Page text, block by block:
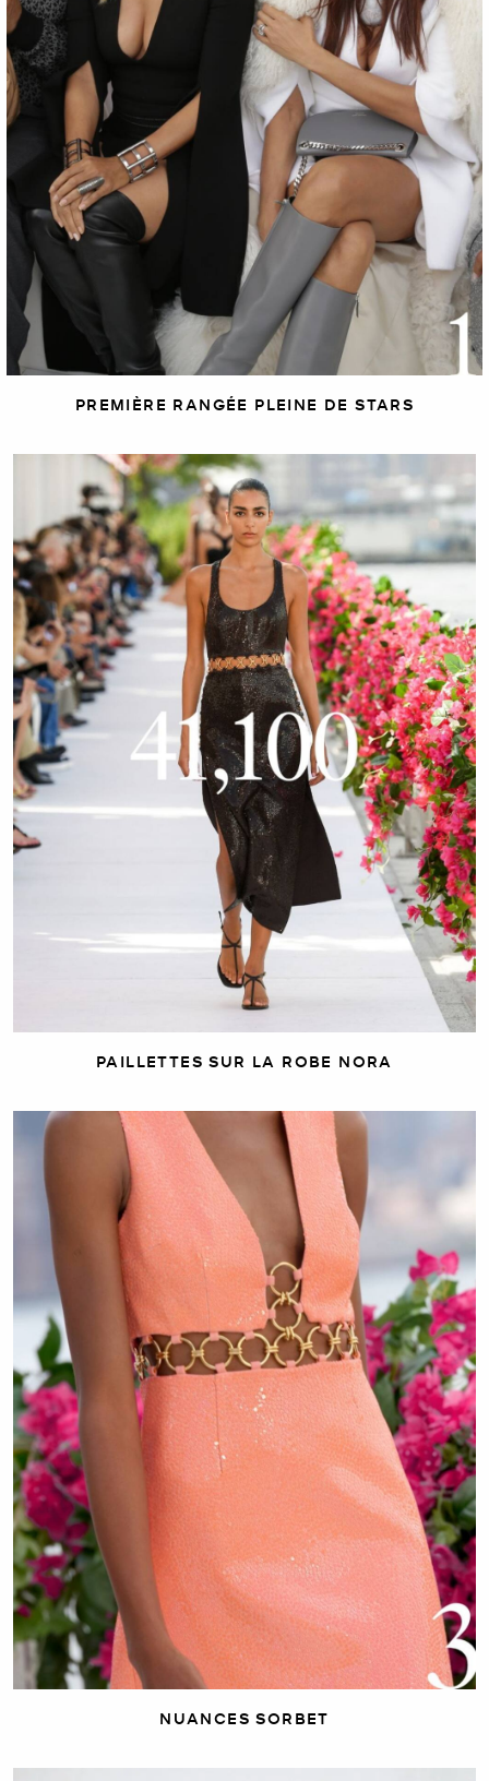
PREMIÈRE RANGÉE PLEINE DE STARS
PAILLETTES SUR LA ROBE NORA
NUANCES SORBET